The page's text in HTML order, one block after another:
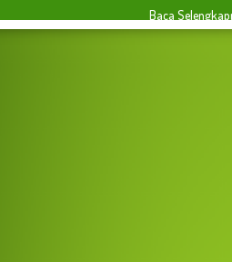
Baca